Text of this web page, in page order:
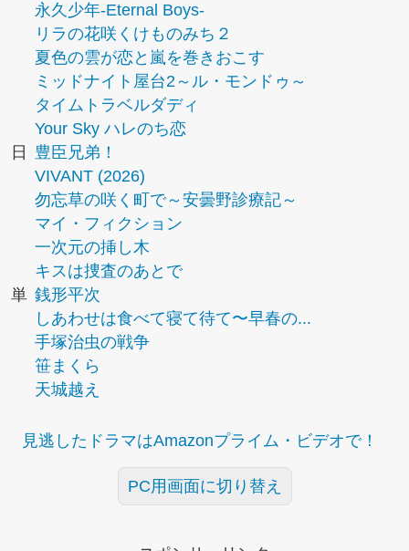
永久少年-Eternal Boys-
リラの花咲くけものみち２
夏色の雲が恋と嵐を巻きおこす
ミッドナイト屋台2～ル・モンドゥ～
タイムトラベルダディ
Your Sky ハレのち恋
日
豊臣兄弟！
VIVANT (2026)
勿忘草の咲く町で～安曇野診療記～
マイ・フィクション
一次元の挿し木
キスは捜査のあとで
単 銭形平次
しあわせは食べて寝て待て〜早春の...
手塚治虫の戦争
笹まくら
天城越え
見逃したドラマはAmazonプライム・ビデオで！
PC用画面に切り替え